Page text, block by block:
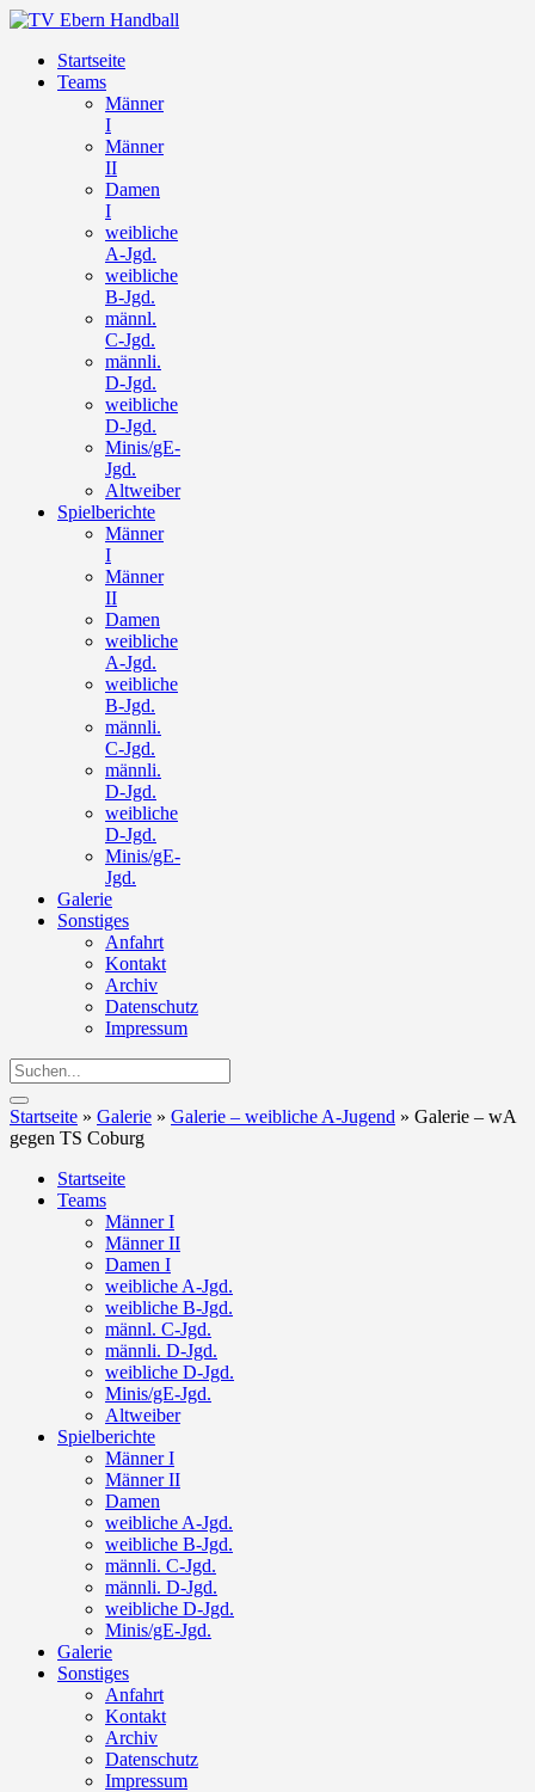
Startseite
Teams
Männer
I
Männer
II
Damen
I
weibliche
A-Jgd.
weibliche
B-Jgd.
männl.
C-Jgd.
männli.
D-Jgd.
weibliche
D-Jgd.
Minis/gE-
Jgd.
Altweiber
Spielberichte
Männer
I
Männer
II
Damen
weibliche
A-Jgd.
weibliche
B-Jgd.
männli.
C-Jgd.
männli.
D-Jgd.
weibliche
D-Jgd.
Minis/gE-
Jgd.
Galerie
Sonstiges
Anfahrt
Kontakt
Archiv
Datenschutz
Impressum
Startseite » Galerie » Galerie – weibliche A-Jugend » Galerie – wA
gegen TS Coburg
Startseite
Teams
Männer I
Männer II
Damen I
weibliche A-Jgd.
weibliche B-Jgd.
männl. C-Jgd.
männli. D-Jgd.
weibliche D-Jgd.
Minis/gE-Jgd.
Altweiber
Spielberichte
Männer I
Männer II
Damen
weibliche A-Jgd.
weibliche B-Jgd.
männli. C-Jgd.
männli. D-Jgd.
weibliche D-Jgd.
Minis/gE-Jgd.
Galerie
Sonstiges
Anfahrt
Kontakt
Archiv
Datenschutz
Impressum